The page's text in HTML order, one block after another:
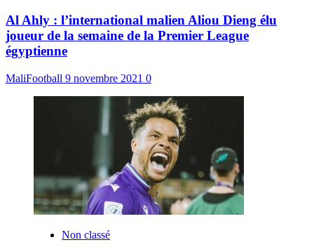
Al Ahly : l’international malien Aliou Dieng élu
joueur de la semaine de la Premier League
égyptienne
MaliFootball 9 novembre 2021 0
Non classé